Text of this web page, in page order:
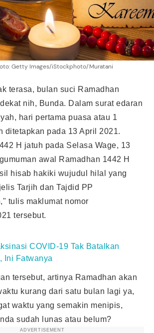
Getty Images/iStockphoto/Muratani
terasa, bulan suci Ramadhan
nih, Bunda. Dalam surat edaran
hari pertama puasa atau 1
ditetapkan pada 13 April 2021.
H jatuh pada Selasa Wage, 13
awal Ramadhan 1442 H
hisab hakiki wujudul hilal yang
Tarjih dan Tajdid PP
tulis maklumat nomor
tersebut.
COVID-19 Tak Batalkan
Ini Fatwanya
tersebut, artinya Ramadhan akan
kurang dari satu bulan lagi ya,
waktu yang semakin menipis,
sudah lunas atau belum?
ADVERTISEMENT